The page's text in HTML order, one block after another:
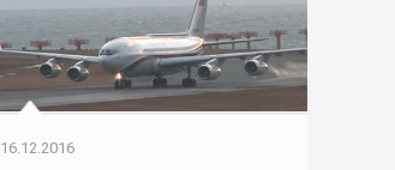
16.12.2016